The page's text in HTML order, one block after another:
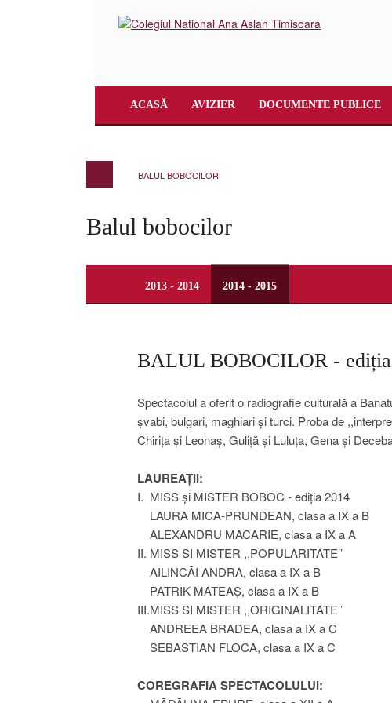
ACASĂ AVIZIER DOCUMENTE PUBLICE
BALUL BOBOCILOR
Balul bobocilor
2013 - 2014 2014 - 2015
BALUL BOBOCILOR -
Spectacolul a oferit o radiografie culturală a
șvabi, bulgari, maghiari și turci. Proba de
Chirița și Leonaș, Guliță și Luluța, Gena și
LAUREAȚII:
I. MISS și MISTER BOBOC - ediția 2014
LAURA MICA-PRUNDEAN, clasa a IX a B
ALEXANDRU MACARIE, clasa a IX a A
II. MISS SI MISTER ,,POPULARITATE’’
AILINCĂI ANDRA, clasa a IX a B
PATRIK MATEAȘ, clasa a IX a B
III.MISS SI MISTER ,,ORIGINALITATE’’
ANDREEA BRADEA, clasa a IX a C
SEBASTIAN FLOCA, clasa a IX a C
COREGRAFIA SPECTACOLULUI: